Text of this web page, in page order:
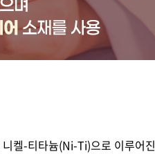
켈-티타늄(Ni-Ti)으로 이루어진